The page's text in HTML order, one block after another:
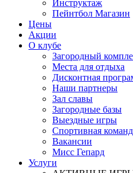
Инструктаж
Пейнтбол Магазин
Цены
Акции
О клубе
Загородный
Места для отдыха
Дисконтная
Наши партнеры
Зал славы
Загородные базы
Выездные игры
Спортивная
Вакансии
Мисс Гепард
Услуги